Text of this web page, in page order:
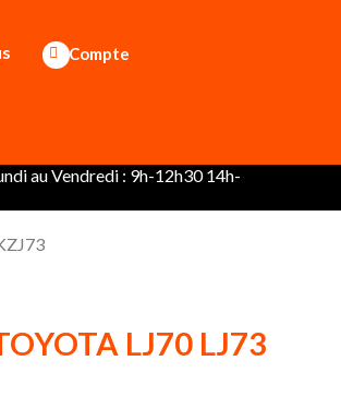
Compte
au Vendredi : 9h-12h30 14h-
LJ70 LJ73